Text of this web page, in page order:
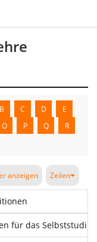
B C D
E
O P Q
R
anzeigen Zeilen
für das